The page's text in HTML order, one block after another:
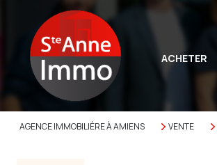
ACHETER
AGENCE IMMOBILIÈRE À AMIENS VENTE